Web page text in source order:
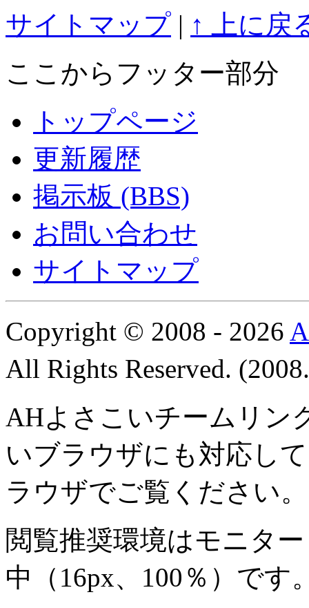
サイトマップ | ↑ 上に戻
ここからフッター部分
トップページ
更新履歴
掲示板 (BBS)
お問い合わせ
サイトマップ
Copyright © 2008 - 2026
All Rights Reserved.
AHよさこいチームリン
いブラウザにも対応し
ラウザでご覧ください。
閲覧推奨環境はモニター
中
（16px、100％）です